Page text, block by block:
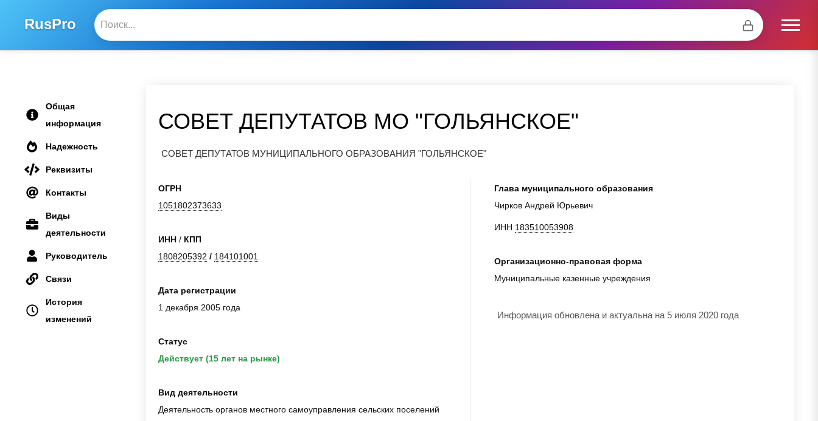
RusPro
Общая
информация
Надежность
Реквизиты
Контакты
Виды
деятельности
Руководитель
Связи
История
изменений
СОВЕТ ДЕПУТАТОВ МО "ГОЛЬЯНСКОЕ"
СОВЕТ ДЕПУТАТОВ МУНИЦИПАЛЬНОГО ОБРАЗОВАНИЯ "ГОЛЬЯНСКОЕ"
ОГРН
1051802373633
ИНН / КПП
1808205392 / 184101001
Дата регистрации
1 декабря 2005 года
Статус
Действует (15 лет на рынке)
Вид деятельности
Деятельность органов местного самоуправления сельских поселений
Глава муниципального образования
Чирков Андрей Юрьевич
ИНН 183510053908
Организационно-правовая форма
Муниципальные казенные учреждения
Информация обновлена и актуальна на 5 июля 2020 года